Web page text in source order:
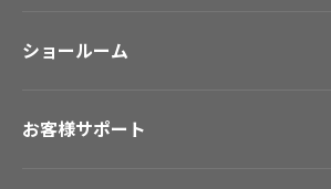
新築戸建・マンション
ショールーム
東京ショールーム
お客様サポート